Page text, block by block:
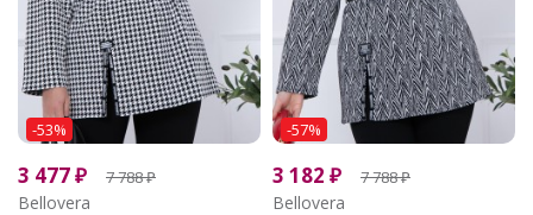
-53%
3 477₽ 7 788₽
Bellovera
-57%
3 182 ₽ 7 788₽
Bellovera